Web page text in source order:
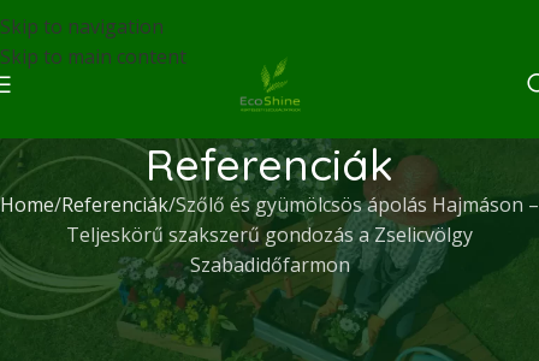
Skip to navigation
Skip to main content
Referenciák
Home Referenciák Szőlő és gyümölcsös ápolás Hajmáson –
Teljeskörű szakszerű gondozás a Zselicvölgy
Szabadidőfarmon